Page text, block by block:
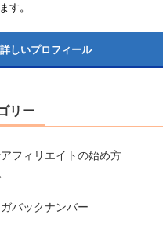
す。
詳しいプロフィール
リー
フィリエイトの始め方
ガバックナンバー